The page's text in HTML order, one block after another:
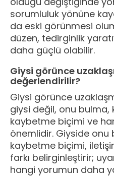
sorumluluk yönüne
da eski görünmesi
düzen, tedirginlik
daha güçlü olabilir.
Giysi görünce
değerlendirilir?
Giysi görünce
giysi değil, onu bulma,
kaybetme biçimi ve
önemlidir. Giyside
kaybetme biçimi,
farkı belirginleştirir;
hangi yorumun daha